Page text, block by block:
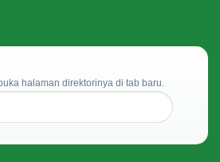
halaman direktorinya di tab baru.